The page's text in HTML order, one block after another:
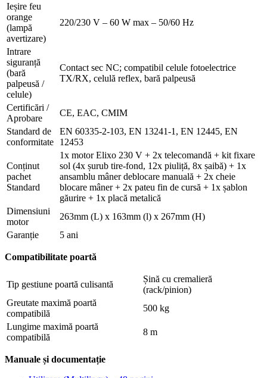
Ieșire feu
orange
(lampă
avertizare)
220/230 V – 60 W max – 50/60 Hz
Intrare
siguranță
(bară
palpeusă /
celule)
Contact sec NC; compatibil celule fotoelectrice
TX/RX, celulă reflex, bară palpeusă
Certificări /
Aprobare
CE, EAC, CMIM
Standard de
conformitate
EN 60335-2-103, EN 13241-1, EN 12445, EN
12453
Conținut
pachet
Standard
1x motor Elixo 230 V + 2x telecomandă + kit fixare
sol (4x șurub tire-fond, 12x piuliță, 8x șaibă) + 1x
ansamblu mâner deblocare manuală + 2x cheie
blocare mâner + 2x pateu fin de cursă + 1x șablon
găurire + 1x placă metalică
Dimensiuni
motor
263mm (L) x 163mm (l) x 267mm (H)
Garanție
5 ani
Compatibilitate poartă
Tip gestiune poartă culisantă
Șină cu cremalieră
(rack/pinion)
Greutate maximă poartă
compatibilă
500 kg
Lungime maximă poartă
compatibilă
8 m
Manuale și documentație